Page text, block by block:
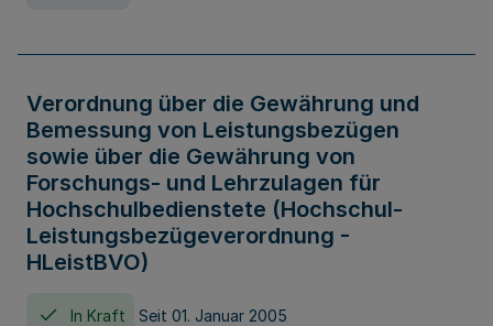
Verordnung über die Gewährung und
Bemessung von Leistungsbezügen
sowie über die Gewährung von
Forschungs- und Lehrzulagen für
Hochschulbedienstete (Hochschul-
Leistungsbezügeverordnung -
HLeistBVO)
In Kraft Seit 01. Januar 2005